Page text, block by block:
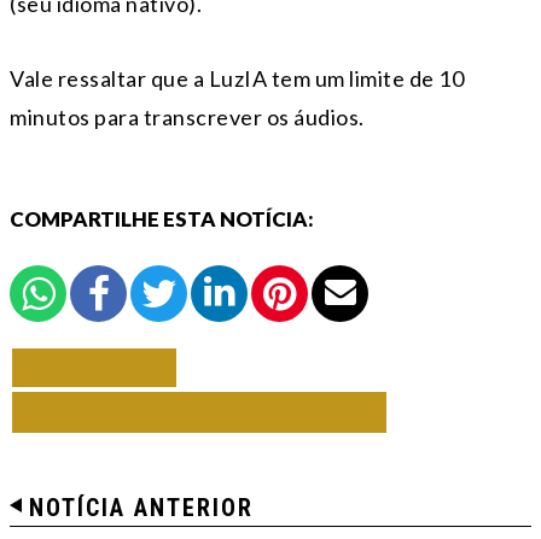
Vale ressaltar que a LuzIA tem um limite de 10
minutos para transcrever os áudios.
COMPARTILHE ESTA NOTÍCIA:
NOTÍCIA ANTERIOR